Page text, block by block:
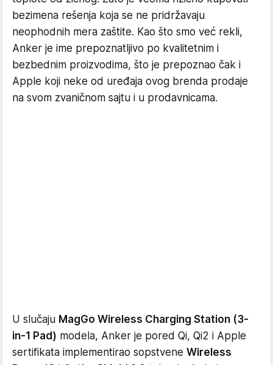
bezimena rešenja koja se ne pridržavaju
neophodnih mera zaštite. Kao što smo već rekli,
Anker je ime prepoznatljivo po kvalitetnim i
bezbednim proizvodima, što je prepoznao čak i
Apple koji neke od uređaja ovog brenda prodaje
na svom zvaničnom sajtu i u prodavnicama.
U slučaju MagGo Wireless Charging Station (3-
in-1 Pad) modela, Anker je pored Qi, Qi2 i Apple
sertifikata implementirao sopstvene Wireless